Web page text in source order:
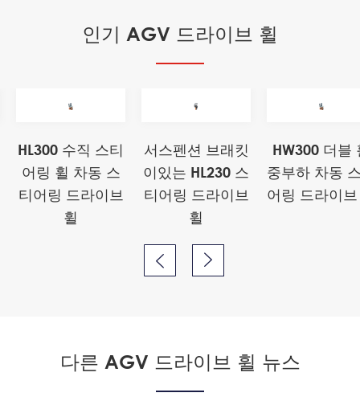
인기 AGV 드라이브 휠
HL300 수직 스티
어링 휠 차동 스
티어링 드라이브
휠
서스펜션 브래킷
이있는 HL230 스
티어링 드라이브
휠
HW300 더블
중부하 차동
어링 드라이
 
다른 AGV 드라이브 휠 뉴스